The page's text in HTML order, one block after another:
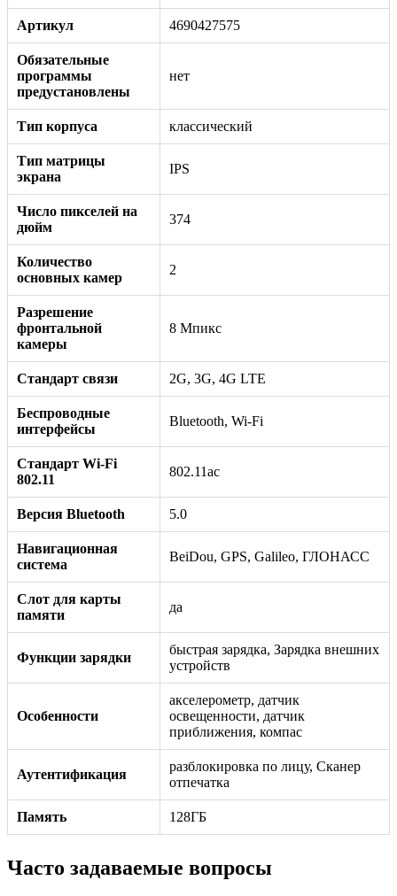
Артикул 4690427575
Обязательные
программы
предустановлены
нет
Тип корпуса классический
Тип матрицы
экрана
IPS
Число пикселей на
дюйм
374
Количество
основных камер
2
Разрешение
фронтальной
камеры
8 Мпикс
Стандарт связи 2G, 3G, 4G LTE
Беспроводные
интерфейсы
Bluetooth, Wi-Fi
Стандарт Wi-Fi
802.11
802.11ac
Версия Bluetooth 5.0
Навигационная
система
BeiDou, GPS, Galileo, ГЛОНАСС
Слот для карты
памяти
да
Функции зарядки
быстрая зарядка, Зарядка внешних
устройств
Особенности
акселерометр, датчик
освещенности, датчик
приближения, компас
Аутентификация
разблокировка по лицу, Сканер
отпечатка
Память 128ГБ
Часто задаваемые вопросы